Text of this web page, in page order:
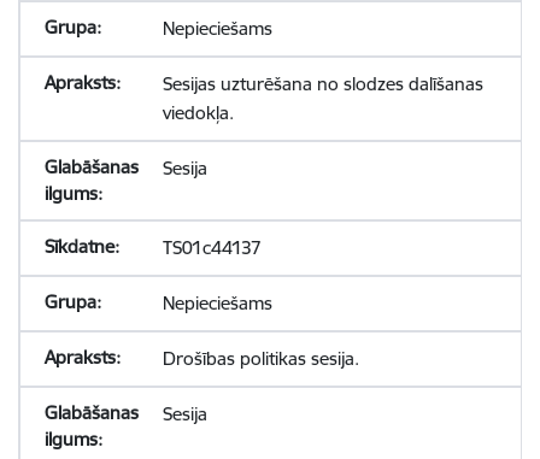
Nepieciešams
Sesijas uzturēšana no slodzes dalīšanas
viedokļa.
Sesija
TS01c44137
Nepieciešams
Drošības politikas sesija.
Sesija